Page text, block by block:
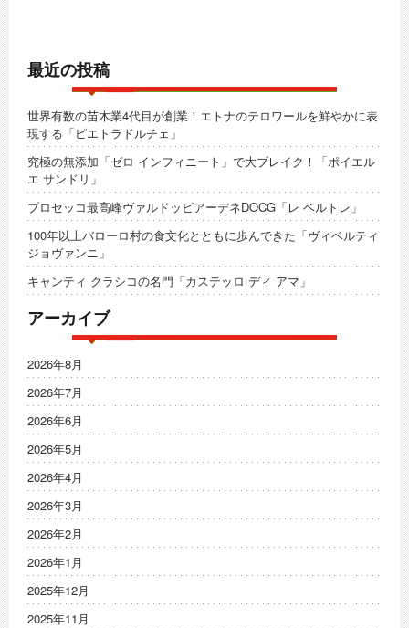
最近の投稿
世界有数の苗木業4代目が創業！エトナのテロワールを鮮やかに表
現する「ピエトラドルチェ」
究極の無添加「ゼロ インフィニート」で大ブレイク！「ポイエル
エ サンドリ」
プロセッコ最高峰ヴァルドッビアーデネDOCG「レ ベルトレ」
100年以上バローロ村の食文化とともに歩んできた「ヴィベルティ
ジョヴァンニ」
キャンティ クラシコの名門「カステッロ ディ アマ」
アーカイブ
2026年8月
2026年7月
2026年6月
2026年5月
2026年4月
2026年3月
2026年2月
2026年1月
2025年12月
2025年11月